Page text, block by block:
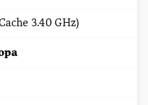
3.40 GHz)